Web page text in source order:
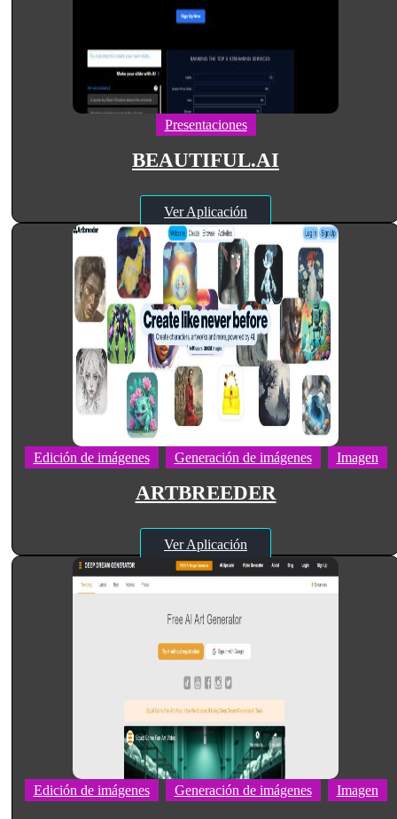
Presentaciones
BEAUTIFUL.AI
Ver Aplicación
Edición de imágenes Generación de imágenes Imagen
ARTBREEDER
Ver Aplicación
Edición de imágenes Generación de imágenes Imagen